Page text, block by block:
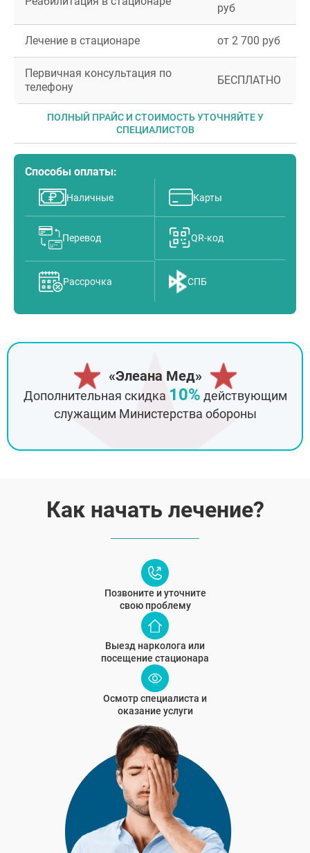
руб
Лечение в стационаре от 2 700 руб
Первичная консультация по
телефону
БЕСПЛАТНО
ПОЛНЫЙ ПРАЙС И СТОИМОСТЬ УТОЧНЯЙТЕ У
СПЕЦИАЛИСТОВ
Способы оплаты:
Наличные Карты
Перевод QR-код
Рассрочка СПБ
«Элеана Мед»
Дополнительная скидка 10% действующим
служащим Министерства обороны
Как начать лечение?
Позвоните и уточните
свою проблему
Выезд нарколога или
посещение стационара
Осмотр специалиста и
оказание услуги